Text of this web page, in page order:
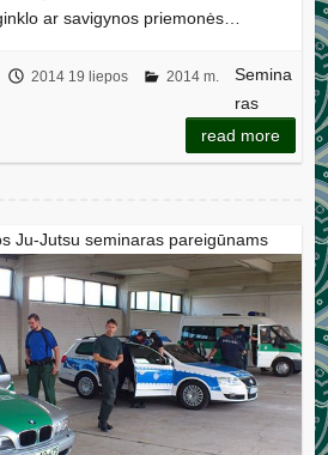
ar savigynos priemonės…
2014 19 liepos 2014 m.
Semina
ras
read more
Ju-Jutsu seminaras pareigūnams